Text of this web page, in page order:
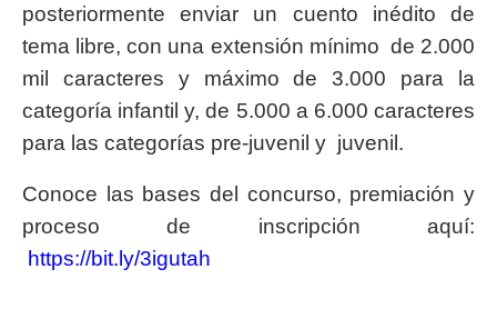
posteriormente enviar un cuento inédito de
tema libre, con una extensión mínimo de 2.000
mil caracteres y máximo de 3.000 para la
categoría infantil y, de 5.000 a 6.000 caracteres
para las categorías pre-juvenil y juvenil.
Conoce las bases del concurso, premiación y
proceso de inscripción aquí:
https://bit.ly/3igutah